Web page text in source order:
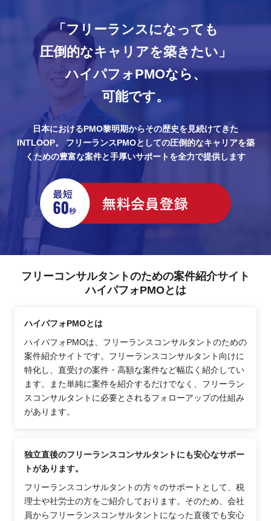
「フリーランスになっても
圧倒的なキャリアを築きたい」
ハイパフォPMOなら、
可能です。
日本におけるPMO黎明期からその歴史を見続けてきた
INTLOOP。
フリーランスPMOとしての圧倒的なキャリアを築
くための豊富な案件と手厚いサポートを全力で提供します
フリーコンサルタントのための案件紹介サイト
ハイパフォPMOとは
ハイパフォPMOとは
ハイパフォPMOは、フリーランスコンサルタントのための
案件紹介サイトです。フリーランスコンサルタント向けに
特化し、直受けの案件・高額な案件など幅広く紹介してい
ます。また単純に案件を紹介するだけでなく、フリーラン
スコンサルタントに必要とされるフォローアップの仕組み
があります。
独立直後のフリーランスコンサルタントにも安心なサポー
トがあります。
フリーランスコンサルタントの方々のサポートとして、税
理士や社労士の方をご紹介しております。そのため、会社
員からフリーランスコンサルタントになった直後でも安心